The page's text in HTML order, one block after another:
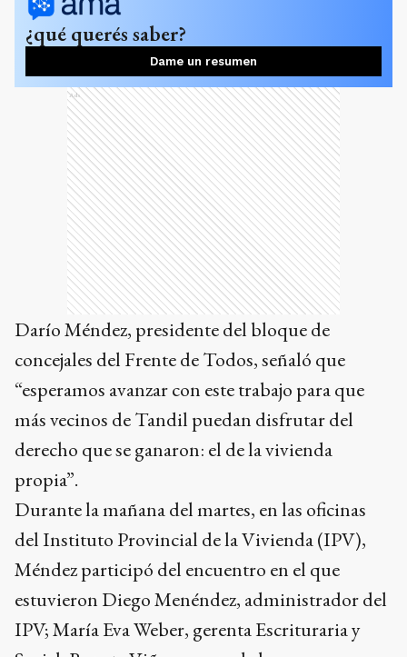
¿qué querés saber?
Dame un resumen
Ads
Darío Méndez, presidente del bloque de
concejales del Frente de Todos, señaló que
“esperamos avanzar con este trabajo para que
más vecinos de Tandil puedan disfrutar del
derecho que se ganaron: el de la vivienda
propia”.
Durante la mañana del martes, en las oficinas
del Instituto Provincial de la Vivienda (IPV),
Méndez participó del encuentro en el que
estuvieron Diego Menéndez, administrador del
IPV; María Eva Weber, gerenta Escrituraria y